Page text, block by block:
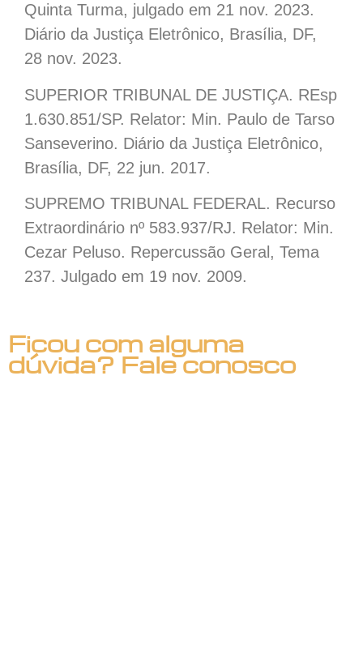
Quinta Turma, julgado em 21 nov. 2023.
Diário da Justiça Eletrônico, Brasília, DF,
28 nov. 2023.
SUPERIOR TRIBUNAL DE JUSTIÇA. REsp
1.630.851/SP. Relator: Min. Paulo de Tarso
Sanseverino. Diário da Justiça Eletrônico,
Brasília, DF, 22 jun. 2017.
SUPREMO TRIBUNAL FEDERAL. Recurso
Extraordinário nº 583.937/RJ. Relator: Min.
Cezar Peluso. Repercussão Geral, Tema
237. Julgado em 19 nov. 2009.
Ficou com alguma
dúvida? Fale conosco